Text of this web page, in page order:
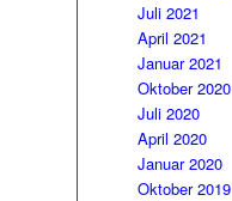
Juli 2021
April 2021
Januar 2021
Oktober 2020
Juli 2020
April 2020
Januar 2020
Oktober 2019